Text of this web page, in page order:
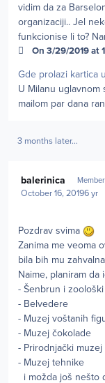
vidim da za
organizaciji.. Jel
funkcionise li to?
On 3/29/2019 at
Gde prolazi kartica
U Milanu uglavnom
mailom par dana
3 months later...
balerinica
October 16, 20196 yr
Pozdrav svima
Zanima me veoma
bila bih mu zahvalna
Naime, planiram
- Šenbrun i
- Belvedere
- Muzej voštanih
- Muzej čokolade
- Prirodnjački muzej
- Muzej tehnike
i možda još nešto